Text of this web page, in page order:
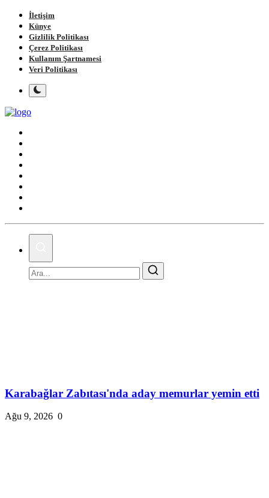
İletişim
Künye
Gizlilik Politikası
Çerez Politikası
Kullanım Şartnamesi
Veri Politikası
Karabağlar Zabıtası'nda aday memurlar yemin etti
Ağu 9, 2026 0